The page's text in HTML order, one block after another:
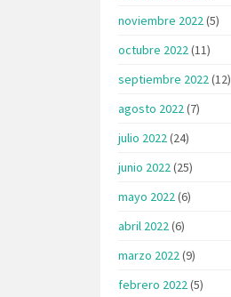
noviembre 2022 (5)
octubre 2022 (11)
septiembre 2022 (12)
agosto 2022 (7)
julio 2022 (24)
junio 2022 (25)
mayo 2022 (6)
abril 2022 (6)
marzo 2022 (9)
febrero 2022 (5)